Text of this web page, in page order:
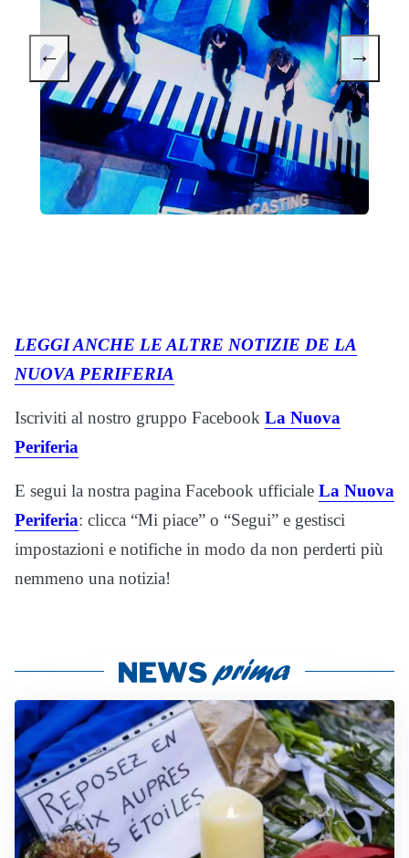
← →
LEGGI ANCHE LE ALTRE NOTIZIE DE LA
NUOVA PERIFERIA
Iscriviti al nostro gruppo Facebook La Nuova
Periferia
E segui la nostra pagina Facebook ufficiale La Nuova
Periferia: clicca “Mi piace” o “Segui” e gestisci
impostazioni e notifiche in modo da non perderti più
nemmeno una notizia!